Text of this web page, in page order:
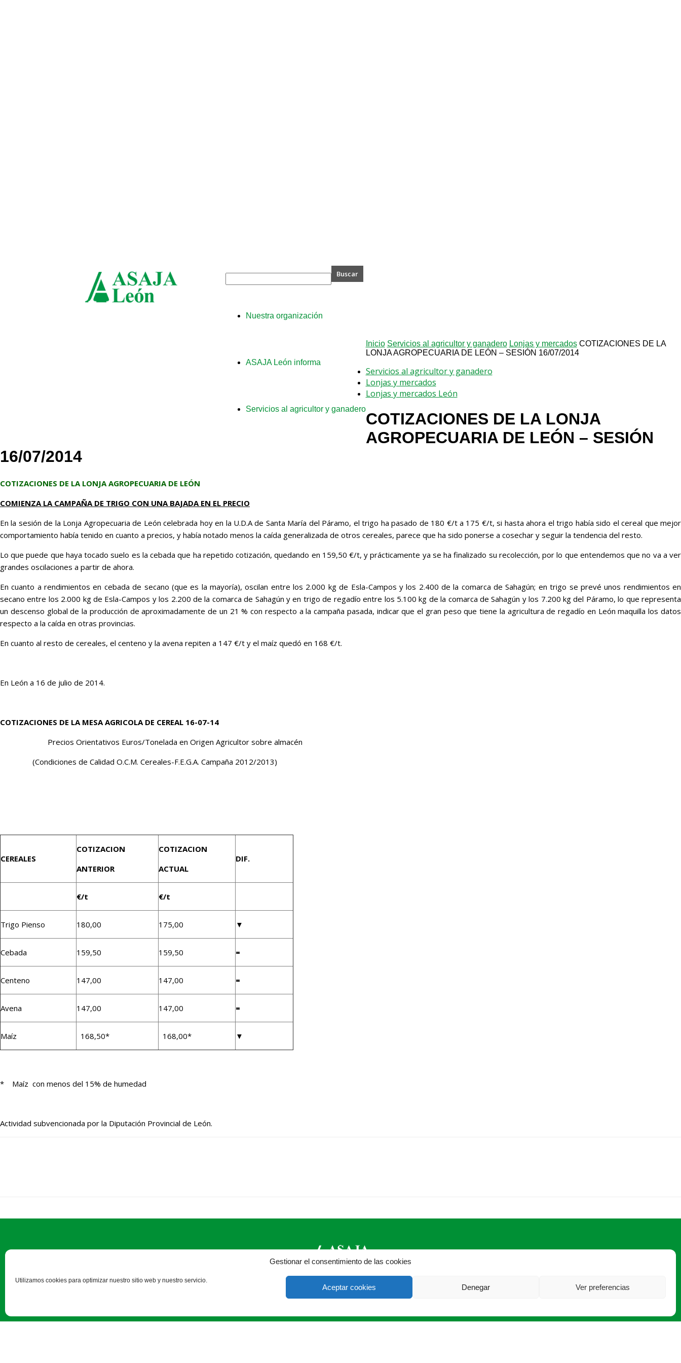
Gestionar el consentimiento de las cookies
Utilizamos cookies para optimizar nuestro sitio web y nuestro servicio.
Aceptar cookies Denegar Ver preferencias
Nuestra organización
ASAJA León informa
Servicios al agricultor y ganadero
Inicio Servicios al agricultor y ganadero Lonjas y mercados COTIZACIONES DE LA
LONJA AGROPECUARIA DE LEÓN – SESIÓN 16/07/2014
Servicios al agricultor y ganadero
Lonjas y mercados
Lonjas y mercados León
COTIZACIONES DE LA LONJA
AGROPECUARIA DE LEÓN – SESIÓN
16/07/2014
COTIZACIONES DE LA LONJA AGROPECUARIA DE LEÓN
COMIENZA LA CAMPAÑA DE TRIGO CON UNA BAJADA EN EL PRECIO
En la sesión de la Lonja Agropecuaria de León celebrada hoy en la U.D.A de Santa María del Páramo, el trigo ha pasado de 180 €/t a 175 €/t, si hasta ahora el trigo había sido el cereal que mejor
comportamiento había tenido en cuanto a precios, y había notado menos la caída generalizada de otros cereales, parece que ha sido ponerse a cosechar y seguir la tendencia del resto.
Lo que puede que haya tocado suelo es la cebada que ha repetido cotización, quedando en 159,50 €/t, y prácticamente ya se ha finalizado su recolección, por lo que entendemos que no va a ver
grandes oscilaciones a partir de ahora.
En cuanto a rendimientos en cebada de secano (que es la mayoría), oscilan entre los 2.000 kg de Esla-Campos y los 2.400 de la comarca de Sahagún; en trigo se prevé unos rendimientos en
secano entre los 2.000 kg de Esla-Campos y los 2.200 de la comarca de Sahagún y en trigo de regadío entre los 5.100 kg de la comarca de Sahagún y los 7.200 kg del Páramo, lo que representa
un descenso global de la producción de aproximadamente de un 21 % con respecto a la campaña pasada, indicar que el gran peso que tiene la agricultura de regadío en León maquilla los datos
respecto a la caída en otras provincias.
En cuanto al resto de cereales, el centeno y la avena repiten a 147 €/t y el maíz quedó en 168 €/t.
En León a 16 de julio de 2014.
COTIZACIONES DE LA MESA AGRICOLA DE CEREAL 16-07-14
Precios Orientativos Euros/Tonelada en Origen Agricultor sobre almacén
(Condiciones de Calidad O.C.M. Cereales-F.E.G.A. Campaña 2012/2013)
CEREALES
COTIZACION
ANTERIOR
COTIZACION
ACTUAL
DIF.
€/t €/t
Trigo Pienso 180,00 175,00 ▼
Cebada 159,50 159,50 =
Centeno 147,00 147,00 =
Avena 147,00 147,00 =
Maíz 168,50* 168,00* ▼
* Maíz con menos del 15% de humedad
Actividad subvencionada por la Diputación Provincial de León.
ASAJA León - Jóvenes Agricultores
Paseo Salamanca, 1 bajo - 24009 León - España · Tel.: +34 987 24 52 31 · Fax: +34 987 87 60 12 ·